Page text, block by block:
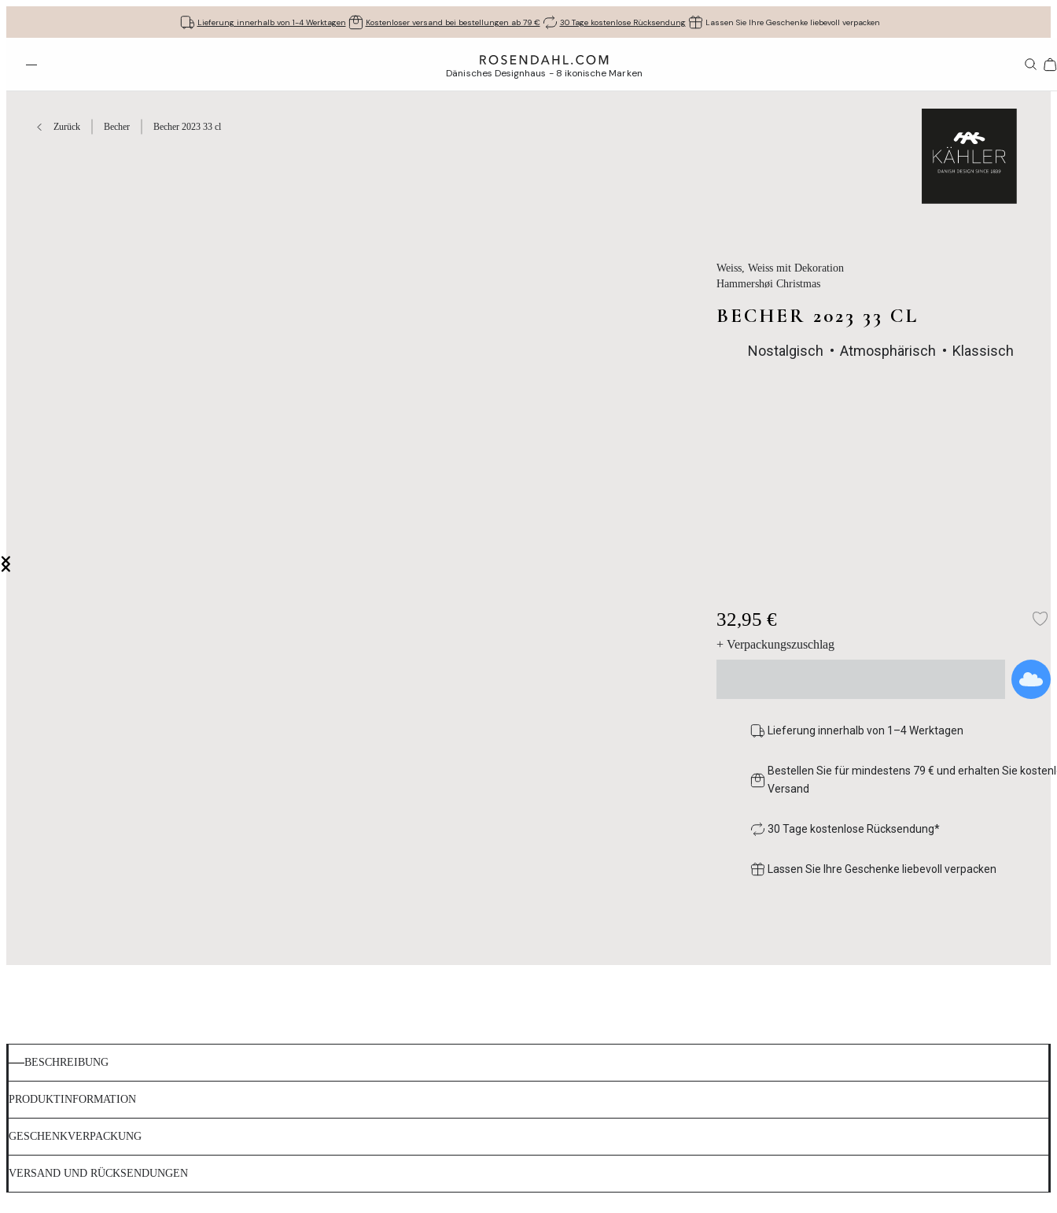
Lieferung innerhalb von 1-4 Werktagen Kostenloser versand bei bestellungen ab 79 € 30 Tage kostenlose Rücksendung Lassen Sie Ihre Geschenke liebevoll verpacken
Menü öffnen Dänisches Designhaus - 8 ikonische Marken
Zurück Becher Becher 2023 33 cl
Weiss , Weiss mit Dekoration
Hammershøi Christmas
BECHER 2023 33 CL
Nostalgisch Atmosphärisch Klassisch
32,95 €
+ Verpackungszuschlag
Lieferung innerhalb von 1–4 Werktagen
Bestellen Sie für mindestens 79 € und erhalten Sie
Versand
30 Tage kostenlose Rücksendung*
Lassen Sie Ihre Geschenke liebevoll verpacken
BESCHREIBUNG
PRODUKTINFORMATION
GESCHENKVERPACKUNG
VERSAND UND RÜCKSENDUNGEN